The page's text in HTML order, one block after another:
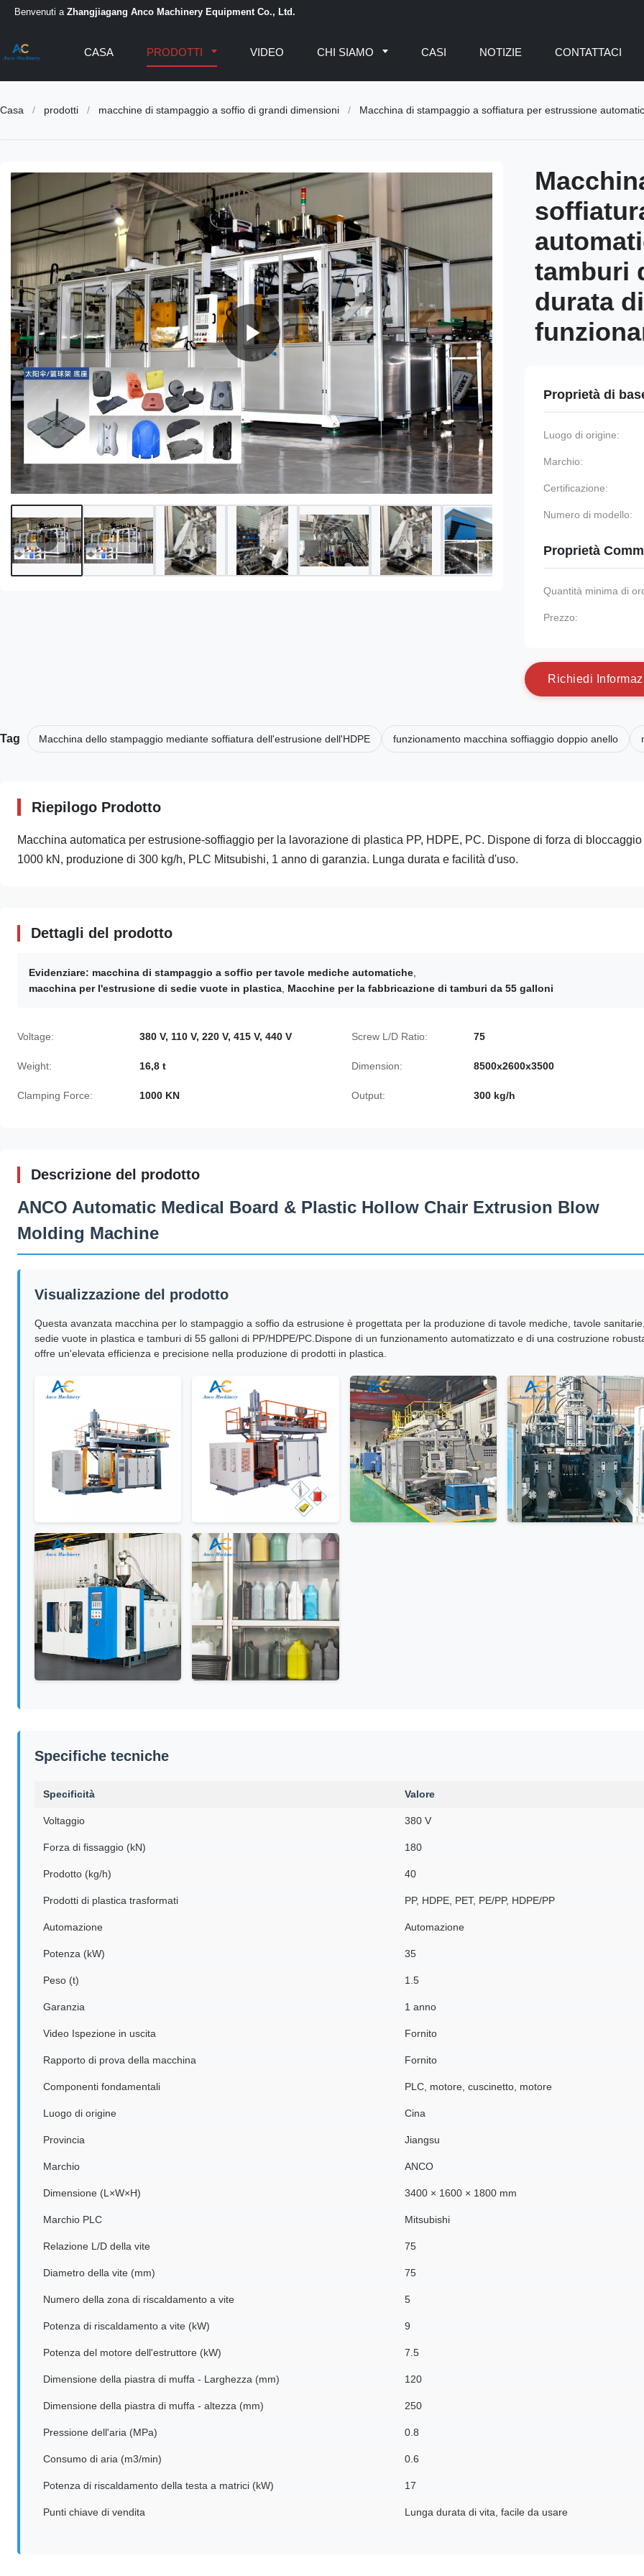
Benvenuti a Zhangjiagang Anco Machinery Equipment Co., Ltd.
CASA PRODOTTI VIDEO CHI SIAMO CASI NOTIZIE CONTATTACI
Casa / prodotti / macchine di stampaggio a soffio di grandi dimensioni / Macchina di stampaggio a soffiatura per estrussione automatica per
tamburi
durata
Proprietà di
Luogo di origine:
Marchio:
Certificazione:
Numero di modello:
Proprietà
Quantità minima di
Prezzo:
Richied i nformaz
Tag Macchina dello stampaggio mediante soffiatura dell'estrusione dell'HDPE funzionamento macchina soffiaggio doppio anello
Riepilogo Prodotto
Macchina automatica per estrusione-soffiaggio per la lavorazione di plastica PP, HDPE, PC. Dispone di forza di bloccaggio
1000 kN, produzione di 300 kg/h, PLC Mitsubishi, 1 anno di garanzia. Lunga durata e facilità d'uso.
Dettagli del prodotto
Evidenziare: macchina di stampaggio a soffio per tavole mediche automatiche
macchina per l'estrusione di sedie vuote in plastica Macchine per la fabbricazione di tamburi da 55 galloni
Voltage: 380 V, 110 V, 220 V, 415 V, 440 V Screw L/D Ratio: 75
Weight: 16,8 t Dimension: 8500x2600x3500
Clamping Force: 1000 KN Output: 300 kg/h
Descrizione del prodotto
ANCO Automatic Medical Board & Plastic Hollow Chair Extrusion Blow
Molding Machine
Visualizzazione del prodotto
Questa avanzata macchina per lo stampaggio a soffio da estrusione è progettata per la produzione di tavole mediche, tavole
sedie vuote in plastica e tamburi di 55 galloni di PP/HDPE/PC.Dispone di un funzionamento automatizzato e di una costruzione
offre un'elevata efficienza e precisione nella produzione di prodotti in plastica.
Specifiche tecniche
Specificità Valore
Voltaggio 380 V
Forza di fissaggio (kN) 180
Prodotto (kg/h) 40
Prodotti di plastica trasformati PP, HDPE, PET, PE/PP, HDPE/PP
Automazione Automazione
Potenza (kW) 35
Peso (t) 1.5
Garanzia 1 anno
Video Ispezione in uscita Fornito
Rapporto di prova della macchina Fornito
Componenti fondamentali PLC, motore, cuscinetto, motore
Luogo di origine Cina
Provincia Jiangsu
Marchio ANCO
Dimensione (L×W×H) 3400 × 1600 × 1800 mm
Marchio PLC Mitsubishi
Relazione L/D della vite 75
Diametro della vite (mm) 75
Numero della zona di riscaldamento a vite 5
Potenza di riscaldamento a vite (kW) 9
Potenza del motore dell'estruttore (kW) 7.5
Dimensione della piastra di muffa - Larghezza (mm) 120
Dimensione della piastra di muffa - altezza (mm) 250
Pressione dell'aria (MPa) 0.8
Consumo di aria (m3/min) 0.6
Potenza di riscaldamento della testa a matrici (kW) 17
Punti chiave di vendita Lunga durata di vita, facile da usare